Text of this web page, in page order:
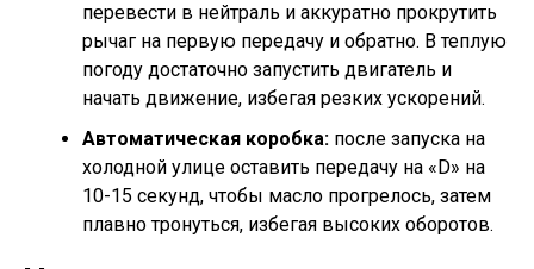
перевести в нейтраль и аккуратно прокрутить
рычаг на первую передачу и обратно. В теплую
погоду достаточно запустить двигатель и
начать движение, избегая резких ускорений.
Автоматическая коробка:после запуска на
холодной улице оставить передачу на «D» на
10-15 секунд, чтобы масло прогрелось, затем
плавно тронуться, избегая высоких оборотов.